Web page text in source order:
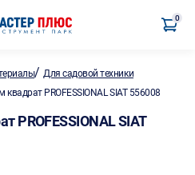
0
/Для садовой техники
PROFESSIONAL SIAT 556008
PROFESSIONAL SIAT